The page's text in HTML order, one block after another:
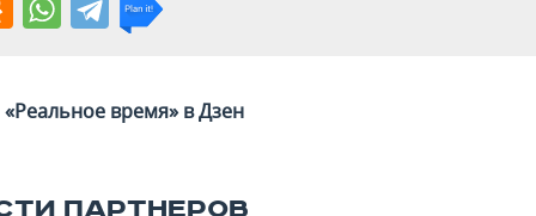
«Реальное время» в Дзен